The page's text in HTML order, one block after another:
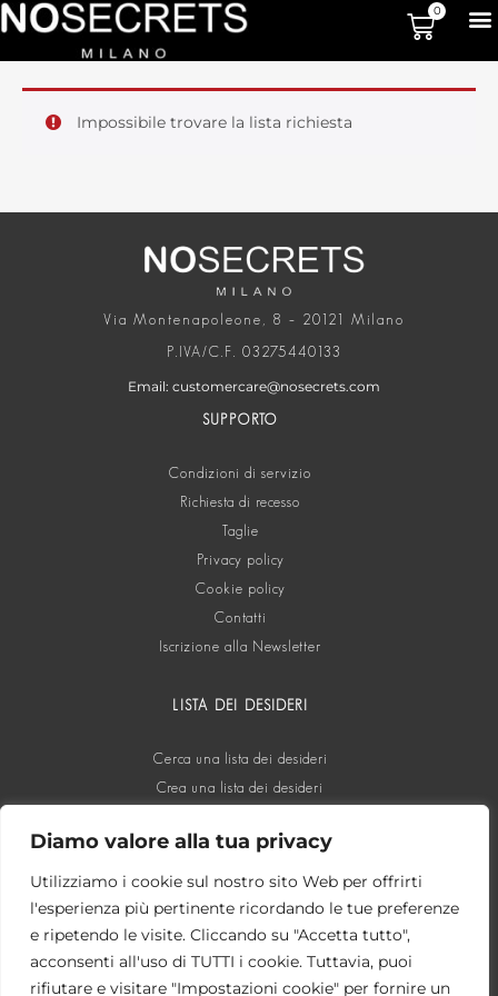
Diamo valore alla tua privacy
Utilizziamo i cookie sul nostro sito Web per offrirti
l'esperienza più pertinente ricordando le tue preferenze
e ripetendo le visite. Cliccando su "Accetta tutto",
acconsenti all'uso di TUTTI i cookie. Tuttavia, puoi
rifiutare e visitare "Impostazioni cookie" per fornire un
0
Impossibile trovare la lista richiesta
Via Montenapoleone, 8 – 20121 Milano
P.IVA/C.F. 03275440133
Email: customercare@nosecrets.com
SUPPORTO
Condizioni di servizio
Richiesta di recesso
Taglie
Privacy policy
Cookie policy
Contatti
Iscrizione alla Newsletter
LISTA DEI DESIDERI
Cerca una lista dei desideri
Crea una lista dei desideri
SOCIAL